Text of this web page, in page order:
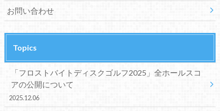
お問い合わせ
Topics
「フロストバイトディスクゴルフ2025」全ホールスコ
アの公開について
2025.12.06